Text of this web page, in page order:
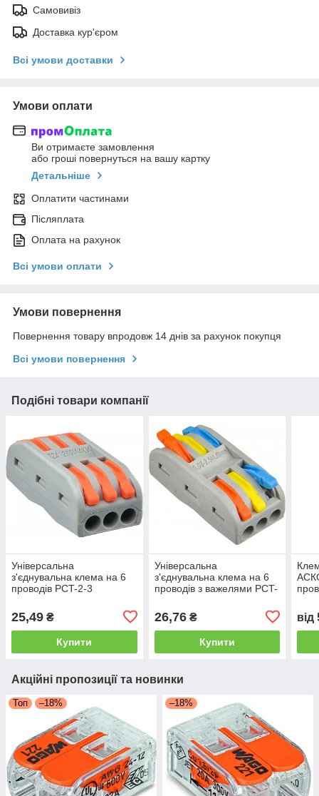
Самовивіз
Доставка кур'єром
Всі умови доставки
Умови оплати
Ви отримаєте замовлення
або гроші повернуться на вашу картку
Детальніше
Оплатити частинами
Післяплата
Оплата на рахунок
Всі умови оплати
Умови повернення
Повернення товару впродовж 14 днів за рахунок покупця
Всі умови повернення
Подібні товари компанії
Універсальна
з'єднувальна клема на 6
проводів PCT-2-3
50 шт., 32A, ПВХ
25,49 ₴
Купити
Універсальна
з'єднувальна клема на 6
проводів з важелями PCT-
АСКО-УКРЕМ
26,76₴
Купити
від
Акційні пропозиції та новинки
Топ –18% –18%